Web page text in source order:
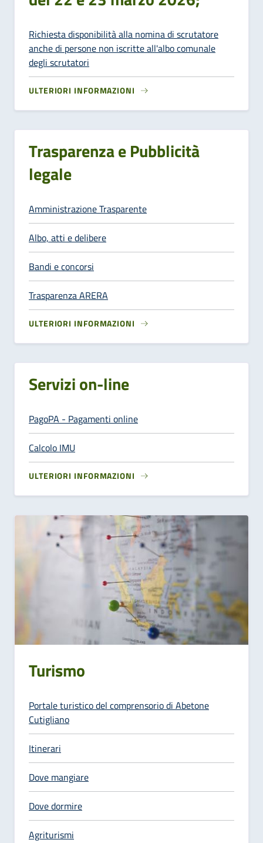
Richiesta disponibilità alla nomina di scrutatore
anche di persone non iscritte all'albo comunale
degli scrutatori
ULTERIORI INFORMAZIONI
Trasparenza e Pubblicità
legale
Amministrazione Trasparente
Albo, atti e delibere
Bandi e concorsi
Trasparenza ARERA
ULTERIORI INFORMAZIONI
Servizi on-line
PagoPA - Pagamenti online
Calcolo IMU
ULTERIORI INFORMAZIONI
Turismo
Portale turistico del comprensorio di Abetone
Cutigliano
Itinerari
Dove mangiare
Dove dormire
Agriturismi